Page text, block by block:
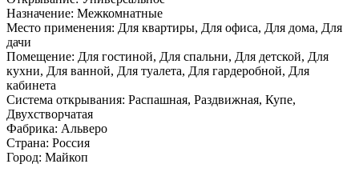
Назначение: Межкомнатные
Место применения: Для квартиры, Для офиса, Для дома, Для
дачи
Помещение: Для гостиной, Для спальни, Для детской, Для
кухни, Для ванной, Для туалета, Для гардеробной, Для
кабинета
Система открывания: Распашная, Раздвижная, Купе,
Двухстворчатая
Фабрика: Альверо
Страна: Россия
Город: Майкоп